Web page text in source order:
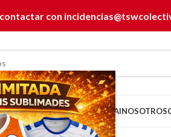
con
SELECCIONAR CATEGORÍA
INICIOCATÁLOGOSMUSAINOSOTROS